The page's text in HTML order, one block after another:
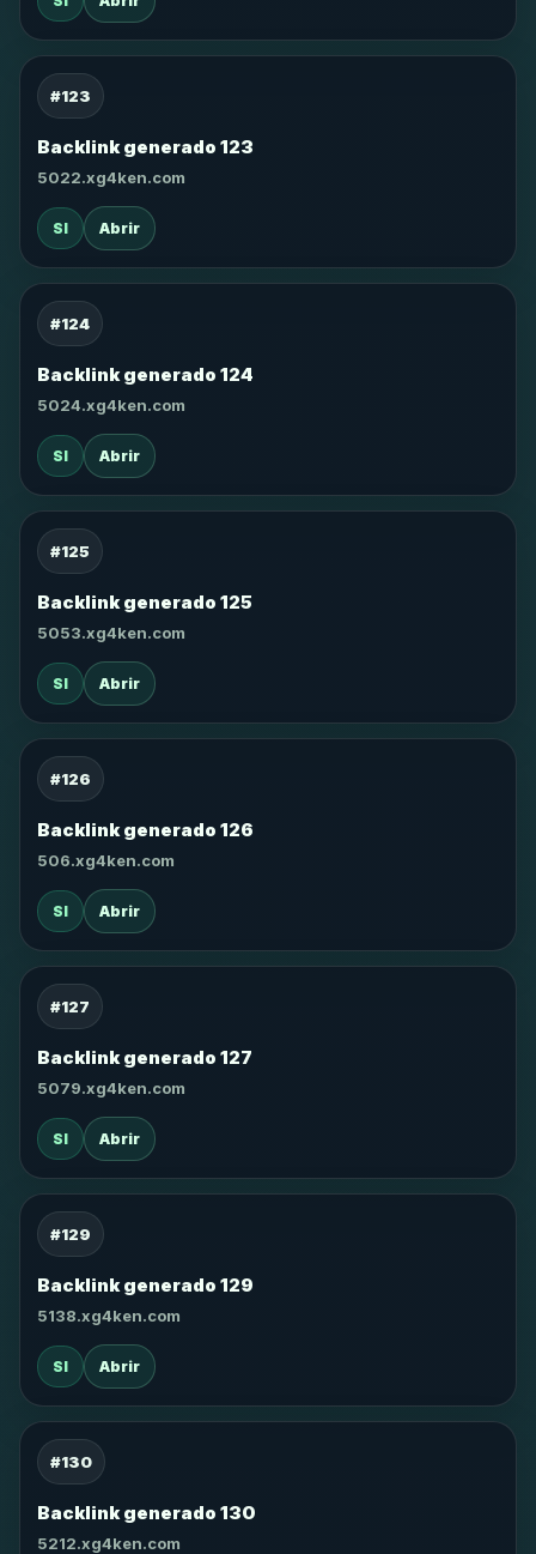
#123
Backlink generado 123
5022.xg4ken.com
SI Abrir
#124
Backlink generado 124
5024.xg4ken.com
SI Abrir
#125
Backlink generado 125
5053.xg4ken.com
SI Abrir
#126
Backlink generado 126
506.xg4ken.com
SI Abrir
#127
Backlink generado 127
5079.xg4ken.com
SI Abrir
#129
Backlink generado 129
5138.xg4ken.com
SI Abrir
#130
Backlink generado 130
5212.xg4ken.com